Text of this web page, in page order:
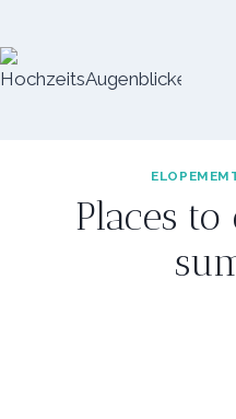
Inhalt
springen
Places to